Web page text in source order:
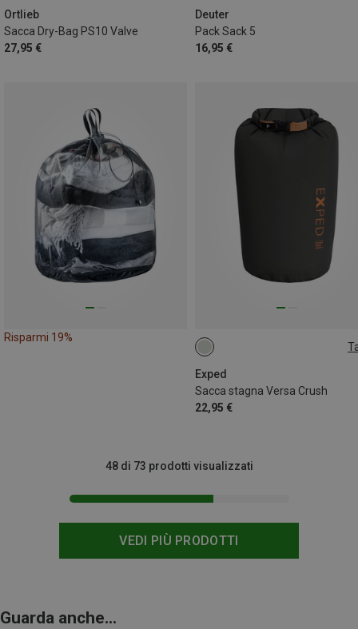
Ortlieb
Sacca Dry-Bag PS10 Valve
27,95 €
Deuter
Pack Sack 5
16,95 €
Risparmi 19%
Exped
Sacca stagna Versa Crush
22,95 €
ONE SIZE
VEDI PIÙ PRODOTTI
48 di 73 prodotti visualizzati
Guarda anche...